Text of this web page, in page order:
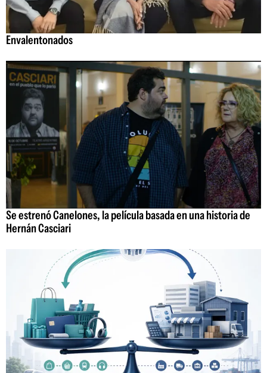
Envalentonados
Se estrenó Canelones, la película basada en una historia de
Hernán Casciari